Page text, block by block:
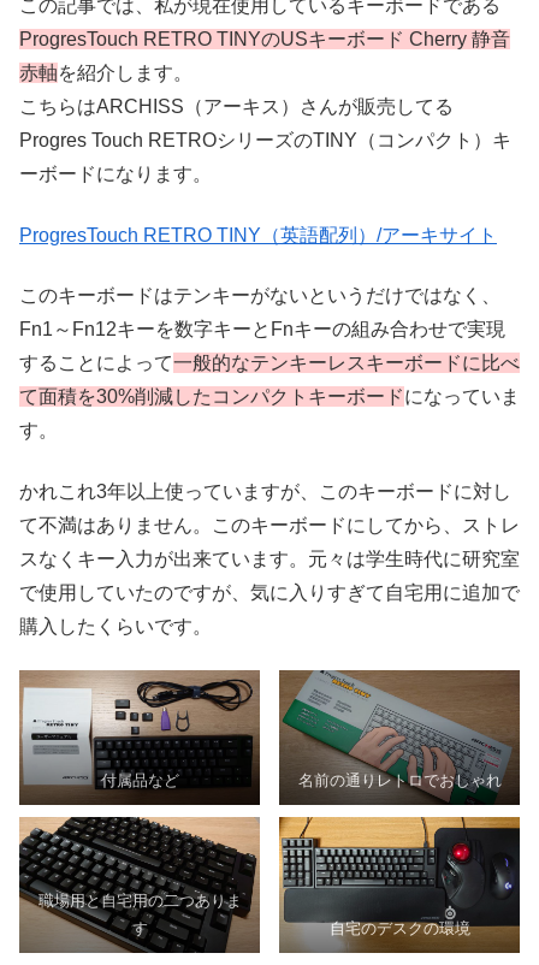
この記事では、私が現在使用しているキーボードである
ProgresTouch RETRO TINYのUSキーボード Cherry 静音
赤軸を紹介します。
こちらはARCHISS（アーキス）さんが販売してる
Progres Touch RETROシリーズのTINY（コンパクト）キ
ーボードになります。
ProgresTouch RETRO TINY（英語配列）/アーキサイト
このキーボードはテンキーがないというだけではなく、
Fn1～Fn12キーを数字キーとFnキーの組み合わせで実現
することによって一般的なテンキーレスキーボードに比べ
て面積を30%削減したコンパクトキーボードになっていま
す。
かれこれ3年以上使っていますが、このキーボードに対し
て不満はありません。このキーボードにしてから、ストレ
スなくキー入力が出来ています。元々は学生時代に研究室
で使用していたのですが、気に入りすぎて自宅用に追加で
購入したくらいです。
付属品など 名前の通りレトロでおしゃれ
職場用と自宅用の二つありま
す
自宅のデスクの環境